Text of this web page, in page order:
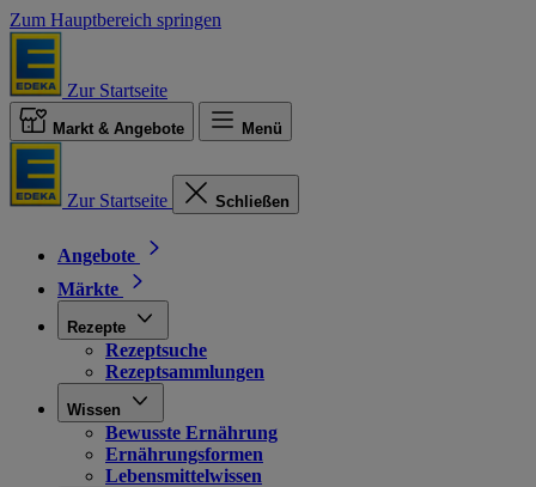
Zum Hauptbereich springen
Zur Startseite
Markt & Angebote Menü
Zur Startseite Schließen
Angebote
Märkte
Rezepte
Rezeptsuche
Rezeptsammlungen
Wissen
Bewusste Ernährung
Ernährungsformen
Lebensmittelwissen